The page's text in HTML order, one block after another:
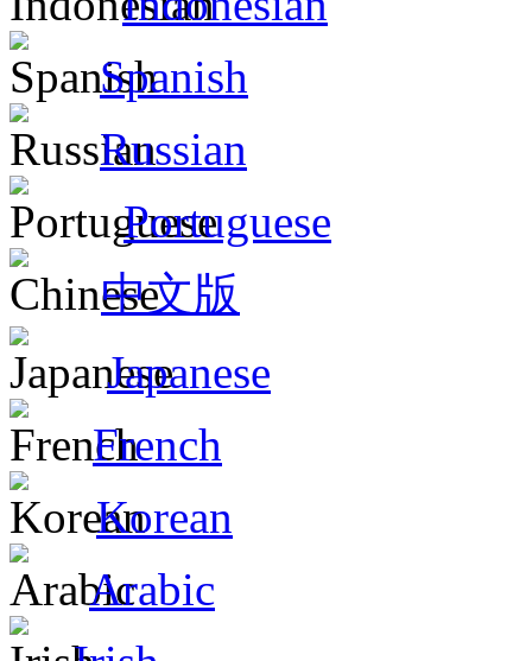
Spanish
Russian
Portuguese
中文版
Japanese
French
Korean
Arabic